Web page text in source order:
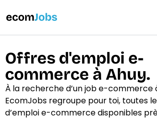
Offres d'emploi e-
commerce à Ahuy.
À la recherche d’un job e-commerce
EcomJobs regroupe pour toi, toutes
d’emploi e-commerce disponibles